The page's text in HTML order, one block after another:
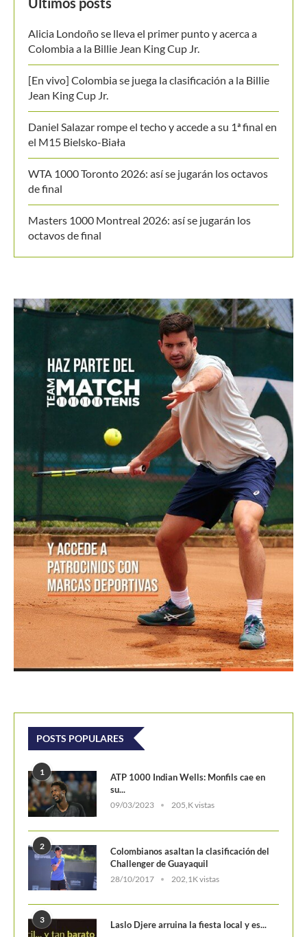
Alicia Londoño se lleva el primer punto y acerca a
Colombia a la Billie Jean King Cup Jr.
[En vivo] Colombia se juega la clasificación a la Billie
Jean King Cup Jr.
Daniel Salazar rompe el techo y accede a su 1ª final en
el M15 Bielsko-Biała
WTA 1000 Toronto 2026: así se jugarán los octavos
de final
Masters 1000 Montreal 2026: así se jugarán los
octavos de final
POSTS POPULARES
1
ATP 1000 Indian Wells: Monfils cae en
su...
09/03/2023 205,K vistas
2
Colombianos asaltan la clasificación del
Challenger de Guayaquil
28/10/2017 202,1K vistas
3 Laslo Djere arruina la fiesta local y es...